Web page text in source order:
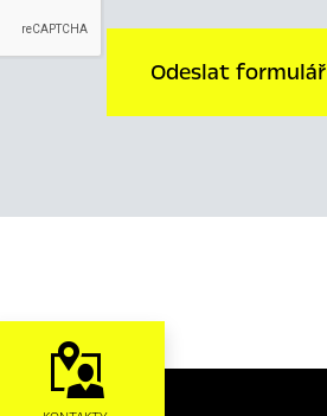
Odeslat formulář